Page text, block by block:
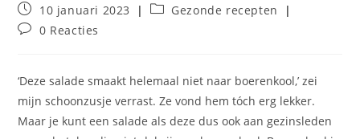
Bericht
gepubliceerd
op:
10 januari 2023 Berichtcategorie:
Gezonde recepten
Bericht0 Reacties
‘Deze salade smaakt helemaal niet naar boerenkool,’ zei
mijn schoonzusje verrast. Ze vond hem tóch erg lekker.
Maar je kunt een salade als deze dus ook aan gezinsleden